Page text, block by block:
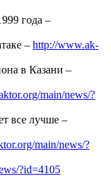
года –
– http://www.ak-
в Казани –
main/news/?
все лучше –
main/news/?
?id=4105